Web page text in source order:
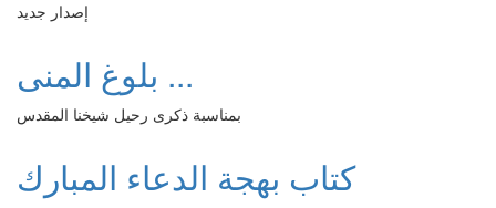
إصدار جديد
بلوغ المنى ...
بمناسبة ذكرى رحيل شيخنا المقدس
كتاب بهجة الدعاء المبارك